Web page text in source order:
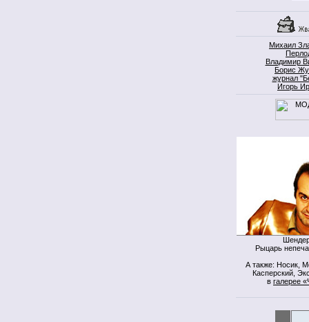
Михаил
Владимир
Борис
журнал
Игорь
Рыцарь
А также: Носик,
Касперский,
в галерее